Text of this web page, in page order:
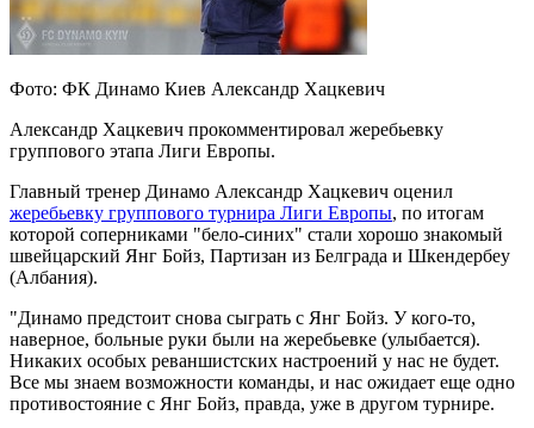
Фото: ФК Динамо Киев Александр Хацкевич
Александр Хацкевич прокомментировал жеребьевку
группового этапа Лиги Европы.
Главный тренер Динамо Александр Хацкевич оценил
жеребьевку группового турнира Лиги Европы, по итогам
которой соперниками "бело-синих" стали хорошо знакомый
швейцарский Янг Бойз, Партизан из Белграда и Шкендербеу
(Албания).
"Динамо предстоит снова сыграть с Янг Бойз. У кого-то,
наверное, больные руки были на жеребьевке (улыбается).
Никаких особых реваншистских настроений у нас не будет.
Все мы знаем возможности команды, и нас ожидает еще одно
противостояние с Янг Бойз, правда, уже в другом турнире.